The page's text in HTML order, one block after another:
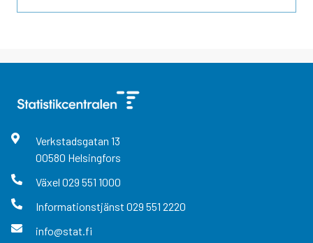
Verkstadsgatan 13
00580 Helsingfors
Växel 029 551 1000
Informationstjänst 029 551 2220
info@stat.fi